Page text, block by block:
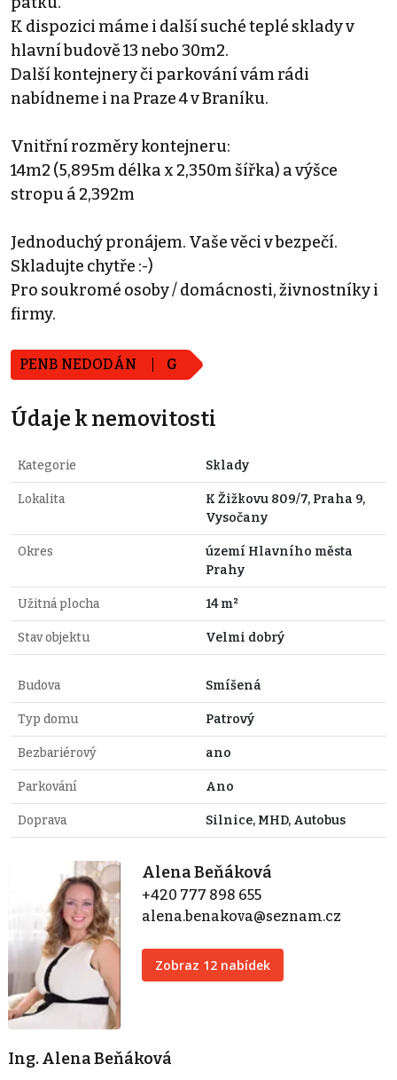
K dispozici máme i další suché teplé sklady v
hlavní budově 13 nebo 30m2.
Další kontejnery či parkování vám rádi
nabídneme i na Praze 4 v Braníku.
Vnitřní rozměry kontejneru:
14m2 (5,895m délka x 2,350m šířka) a výšce
stropu á 2,392m
Jednoduchý pronájem. Vaše věci v bezpečí.
Skladujte chytře :-)
Pro soukromé osoby / domácnosti, živnostníky i
firmy.
PENB NEDODÁN G
Údaje k nemovitosti
Kategorie Sklady
Lokalita
K Žižkovu 809/7, Praha 9,
Vysočany
Okres
území Hlavního města
Prahy
Užitná plocha 14 m²
Stav objektu Velmi dobrý
Budova Smíšená
Typ domu Patrový
Bezbariérový ano
Parkování Ano
Doprava Silnice, MHD, Autobus
Alena Beňáková
+420 777 898 655
alena.benakova@seznam.cz
Zobraz 12 nabídek
Ing. Alena Beňáková